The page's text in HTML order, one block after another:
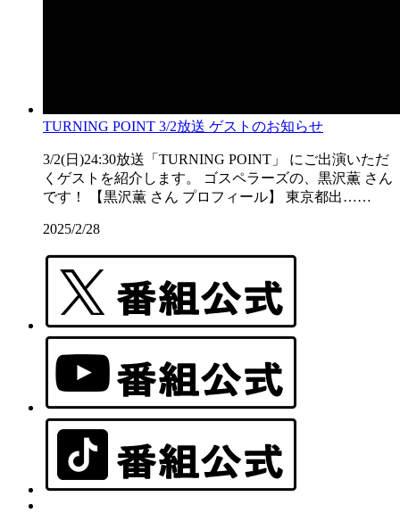
TURNING POINT 3/2放送 ゲストのお知らせ
3/2(日)24:30放送「TURNING POINT」 にご出演いただ
くゲストを紹介します。 ゴスペラーズの、黒沢薫 さん
です！ 【黒沢薫 さん プロフィール】 東京都出……
2025/2/28